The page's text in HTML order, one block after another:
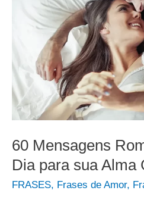
60 Mensagens
Dia para sua Alma
FRASES, Frases de Amor,